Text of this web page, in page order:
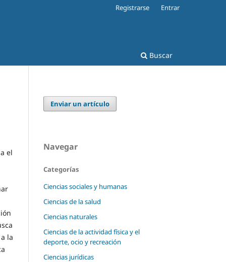
Buscar
Registrarse Entrar
el
la
Enviar un artículo
Navegar
Categorías
Ciencias sociales y humanas
Ciencias de la salud
Ciencias naturales
Ciencias de la actividad física y el
deporte, ocio y recreación
Ciencias jurídicas